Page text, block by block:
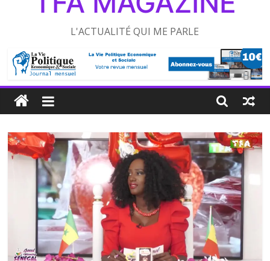
L'ACTUALITÉ QUI ME PARLE